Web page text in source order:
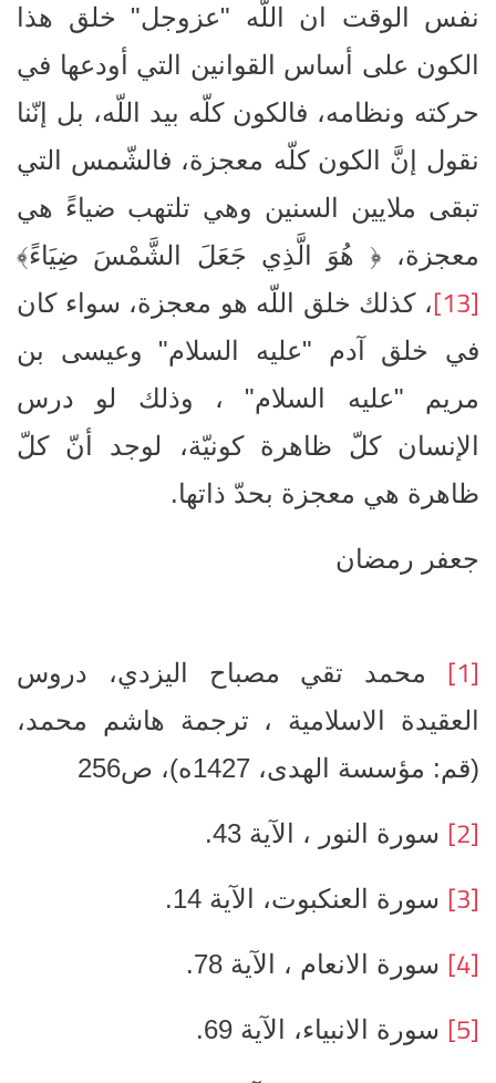
نفس الوقت ان اللّه "عزوجل" خلق هذا
الكون على أساس القوانين التي أودعها في
حركته ونظامه، فالكون كلّه بيد اللّه، بل إنّنا
نقول إنَّ الكون كلّه معجزة، فالشّمس التي
تبقى ملايين السنين وهي تلتهب ضياءً هي
معجزة، ﴿ هُوَ الَّذِي جَعَلَ الشَّمْسَ ضِيَاءً﴾
[13]، كذلك خلق اللّه هو معجزة، سواء كان
في خلق آدم "عليه السلام" وعيسى بن
مريم "عليه السلام" ، وذلك لو درس
الإنسان كلّ ظاهرة كونيّة، لوجد أنّ كلّ
ظاهرة هي معجزة بحدّ ذاتها.
جعفر رمضان
[1] محمد تقي مصباح اليزدي، دروس
العقيدة الاسلامية ، ترجمة هاشم محمد،
(قم: مؤسسة الهدى، 1427ه)، ص256
[2] سورة النور ، الآية 43.
[3] سورة العنكبوت، الآية 14.
[4] سورة الانعام ، الآية 78.
[5] سورة الانبياء، الآية 69.